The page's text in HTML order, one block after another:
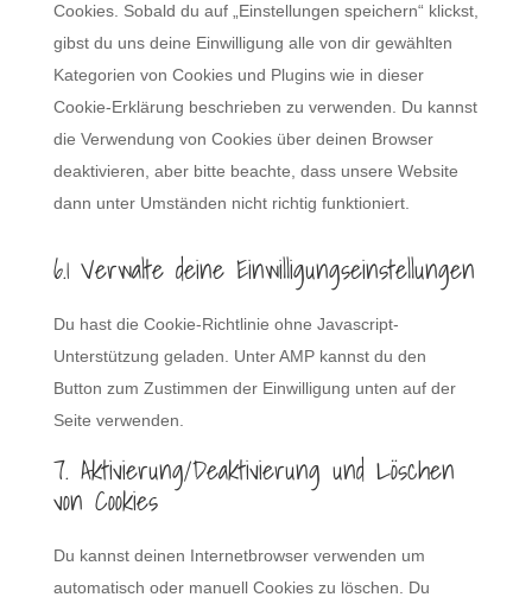
Cookies. Sobald du auf „Einstellungen speichern“ klickst,
gibst du uns deine Einwilligung alle von dir gewählten
Kategorien von Cookies und Plugins wie in dieser
Cookie-Erklärung beschrieben zu verwenden. Du kannst
die Verwendung von Cookies über deinen Browser
deaktivieren, aber bitte beachte, dass unsere Website
dann unter Umständen nicht richtig funktioniert.
6.1 Verwalte deine Einwilligungseinstellungen
Du hast die Cookie-Richtlinie ohne Javascript-
Unterstützung geladen. Unter AMP kannst du den
Button zum Zustimmen der Einwilligung unten auf der
Seite verwenden.
7. Aktivierung/Deaktivierung und Löschen
von Cookies
Du kannst deinen Internetbrowser verwenden um
automatisch oder manuell Cookies zu löschen. Du